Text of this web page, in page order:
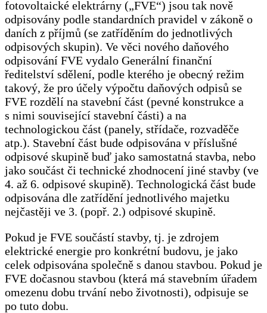
fotovoltaické elektrárny („FVE“) jsou tak nově
odpisovány podle standardních pravidel v zákoně o
daních z příjmů (se zatříděním do jednotlivých
odpisových skupin). Ve věci nového daňového
odpisování FVE vydalo Generální finanční
ředitelství sdělení, podle kterého je obecný režim
takový, že pro účely výpočtu daňových odpisů se
FVE rozdělí na stavební část (pevné konstrukce a
s nimi související stavební části) a na
technologickou část (panely, střídače, rozvaděče
atp.). Stavební část bude odpisována v příslušné
odpisové skupině buď jako samostatná stavba, nebo
jako součást či technické zhodnocení jiné stavby (ve
4. až 6. odpisové skupině). Technologická část bude
odpisována dle zatřídění jednotlivého majetku
nejčastěji ve 3. (popř. 2.) odpisové skupině.
Pokud je FVE součástí stavby, tj. je zdrojem
elektrické energie pro konkrétní budovu, je jako
celek odpisována společně s danou stavbou. Pokud je
FVE dočasnou stavbou (která má stavebním úřadem
omezenu dobu trvání nebo životnosti), odpisuje se
po tuto dobu.